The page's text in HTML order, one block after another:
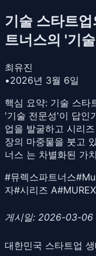
기술 스타트
트너스의 '기
최유진
•2026년 3월 6일
핵심 요약: 기술 스타
'기술 전문성'이 답인
업을 발굴하고 시리
장의 마중물을 붓고
너스 는 차별화된 가
#뮤렉스파트너스#
자#시리즈 A#MUREX
게시일: 2026-03-06
대한민국 스타트업